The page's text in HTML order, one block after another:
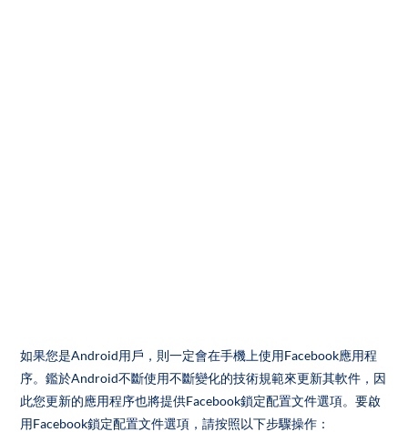
如果您是Android用戶，則一定會在手機上使用Facebook應用程
序。鑑於Android不斷使用不斷變化的技術規範來更新其軟件，因
此您更新的應用程序也將提供Facebook鎖定配置文件選項。要啟
用Facebook鎖定配置文件選項，請按照以下步驟操作：